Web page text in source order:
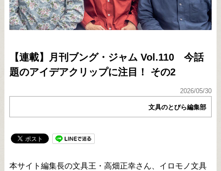
【連載】月刊ブング・ジャム Vol.110 今話
題のアイデアクリップに注目！ その2
2026/05/30
文具のとびら編集部
本サイト編集長の文具王・高畑正幸さん、イロモノ文具